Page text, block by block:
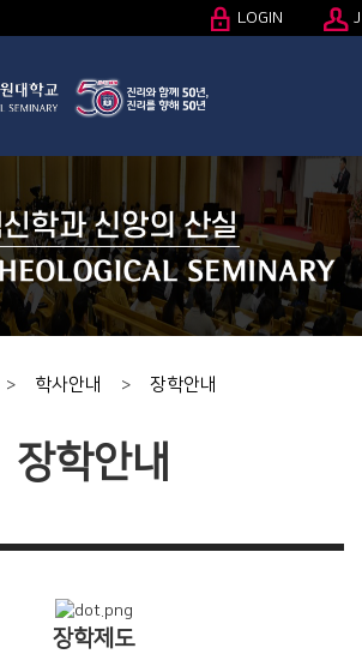
LOGIN
> 학사안내 > 장학안내
장학안내
장학제도